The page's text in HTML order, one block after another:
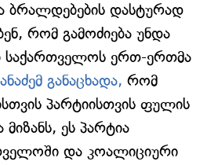
ბრალდებების დასტურად
რომ გამოძიება უნდა
საქართველოს ერთ-ერთმა
განაცხადა, რომ
პარტიისთვის ფულის
მიზანს, ეს პარტია
და კოალიციური